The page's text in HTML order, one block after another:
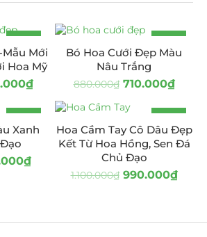
-24%
Mới
Hoa Mỹ
₫
-19%
Bó Hoa Cưới Đẹp Màu
Nâu Trắng
880.000₫ 710.000₫
-17%
Xanh
₫
-10%
Hoa Cầm Tay Cô Dâu Đẹp
Kết Từ Hoa Hồng, Sen Đá
Chủ Đạo
1.100.000₫ 990.000₫